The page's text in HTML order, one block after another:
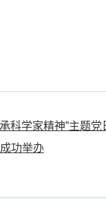
科学家精神”主题党
功举办